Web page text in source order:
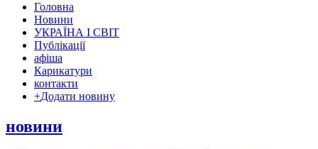
Головна
Новини
УКРАЇНА І СВІТ
Публікації
афіша
Карикатури
контакти
+Додати новину
новини